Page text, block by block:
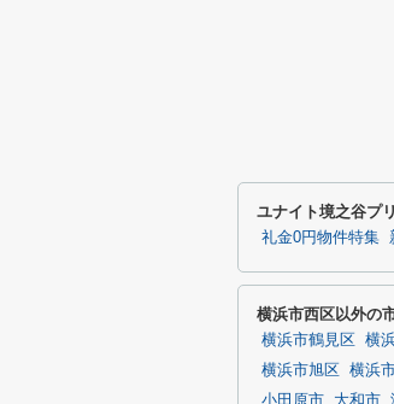
ユナイト境之谷プ
礼金0円物件特集
横浜市西区以外の
横浜市鶴見区 横
横浜市旭区
横浜
小田原市
大和市